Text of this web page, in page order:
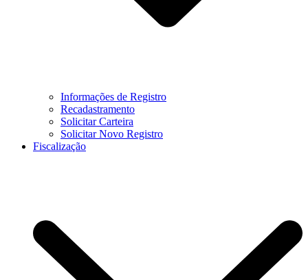
Informações de Registro
Recadastramento
Solicitar Carteira
Solicitar Novo Registro
Fiscalização